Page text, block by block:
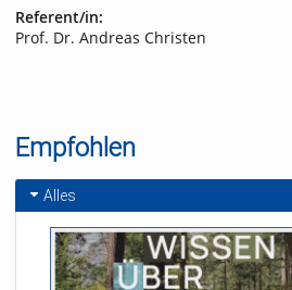
Referent/in:
Prof. Dr. Andreas Christen
Empfohlen
Alles